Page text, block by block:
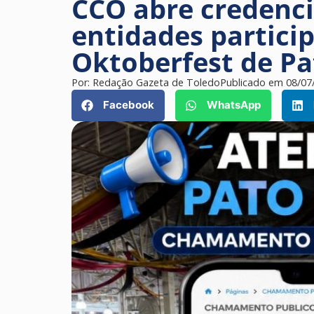
CCO abre
entidades
Oktoberfest de
Por: Redação Gazeta de ToledoPublicado em 08/
Facebook
WhatsApp